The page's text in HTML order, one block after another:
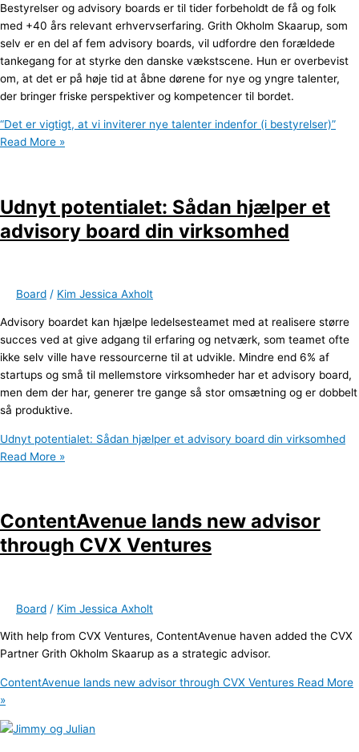
Bestyrelser og advisory boards er til tider forbeholdt de få og folk
med +40 års relevant erhvervserfaring. Grith Okholm Skaarup, som
selv er en del af fem advisory boards, vil udfordre den forældede
tankegang for at styrke den danske vækstscene. Hun er overbevist
om, at det er på høje tid at åbne dørene for nye og yngre talenter,
der bringer friske perspektiver og kompetencer til bordet.
“Det er vigtigt, at vi inviterer nye talenter indenfor (i bestyrelser)”
Read More »
Udnyt potentialet: Sådan hjælper et
advisory board din virksomhed
Board / Kim Jessica Axholt
Advisory boardet kan hjælpe ledelsesteamet med at realisere større
succes ved at give adgang til erfaring og netværk, som teamet ofte
ikke selv ville have ressourcerne til at udvikle. Mindre end 6% af
startups og små til mellemstore virksomheder har et advisory board,
men dem der har, generer tre gange så stor omsætning og er dobbelt
så produktive.
Udnyt potentialet: Sådan hjælper et advisory board din virksomhed
Read More »
ContentAvenue lands new advisor
through CVX Ventures
Board / Kim Jessica Axholt
With help from CVX Ventures, ContentAvenue haven added the CVX
Partner Grith Okholm Skaarup as a strategic advisor.
ContentAvenue lands new advisor through CVX Ventures Read More
»